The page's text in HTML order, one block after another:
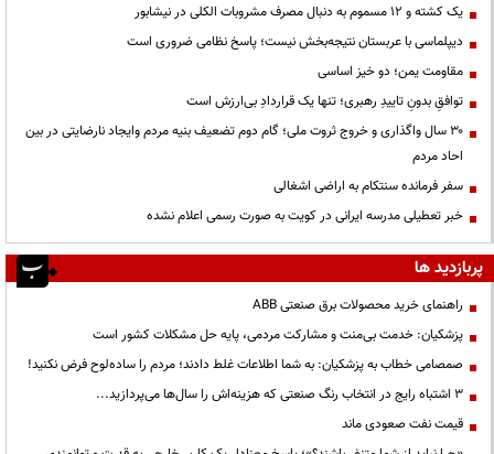
یک کشته و ۱۲ مسموم به دنبال مصرف مشروبات الکلی در نیشابور
دیپلماسی با عربستان نتیجه‌بخش نیست؛ پاسخ نظامی ضروری است
مقاومت یمن؛ دو خیز اساسی
توافقِ بدونِ تاییدِ رهبری؛ تنها یک قراردادِ بی‌ارزش است
۳۰ سال واگذاری و خروج ثروت ملی؛ گام دوم تضعیف بنیه مردم وایجاد نارضایتی در بین
احاد مردم
سفر فرمانده سنتکام به اراضی اشغالی
خبر تعطیلی مدرسه ایرانی در کویت به صورت رسمی اعلام نشده
پربازدید ها
راهنمای خرید محصولات برق صنعتی ABB
پزشکیان: خدمت بی‌منت و مشارکت مردمی، پایه حل مشکلات کشور است
صمصامی خطاب به پزشکیان: به شما اطلاعات غلط دادند؛ مردم را ساده‌لوح فرض نکنید!
3 اشتباه رایج در انتخاب رنگ صنعتی که هزینه‌اش را سال‌ها می‌پردازید...
قیمت نفت صعودی ماند